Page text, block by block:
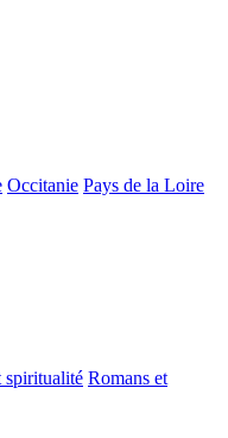
Occitanie Pays de la Loire
spiritualité Romans et